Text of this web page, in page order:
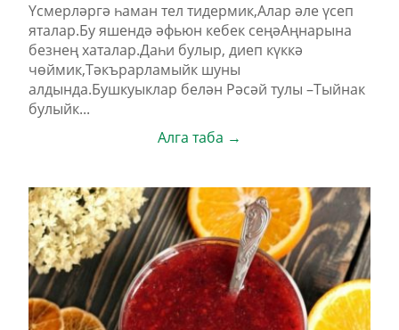
Үсмерләргә һаман тел тидермик,Алар әле үсеп
яталар.Бу яшендә әфьюн кебек сеңәАңнарына
безнең хаталар.Даһи булыр, диеп күккә
чөймик,Тәкърарламыйк шуны
алдында.Бушкуыклар белән Рәсәй тулы –Тыйнак
булыйк...
Алга таба →